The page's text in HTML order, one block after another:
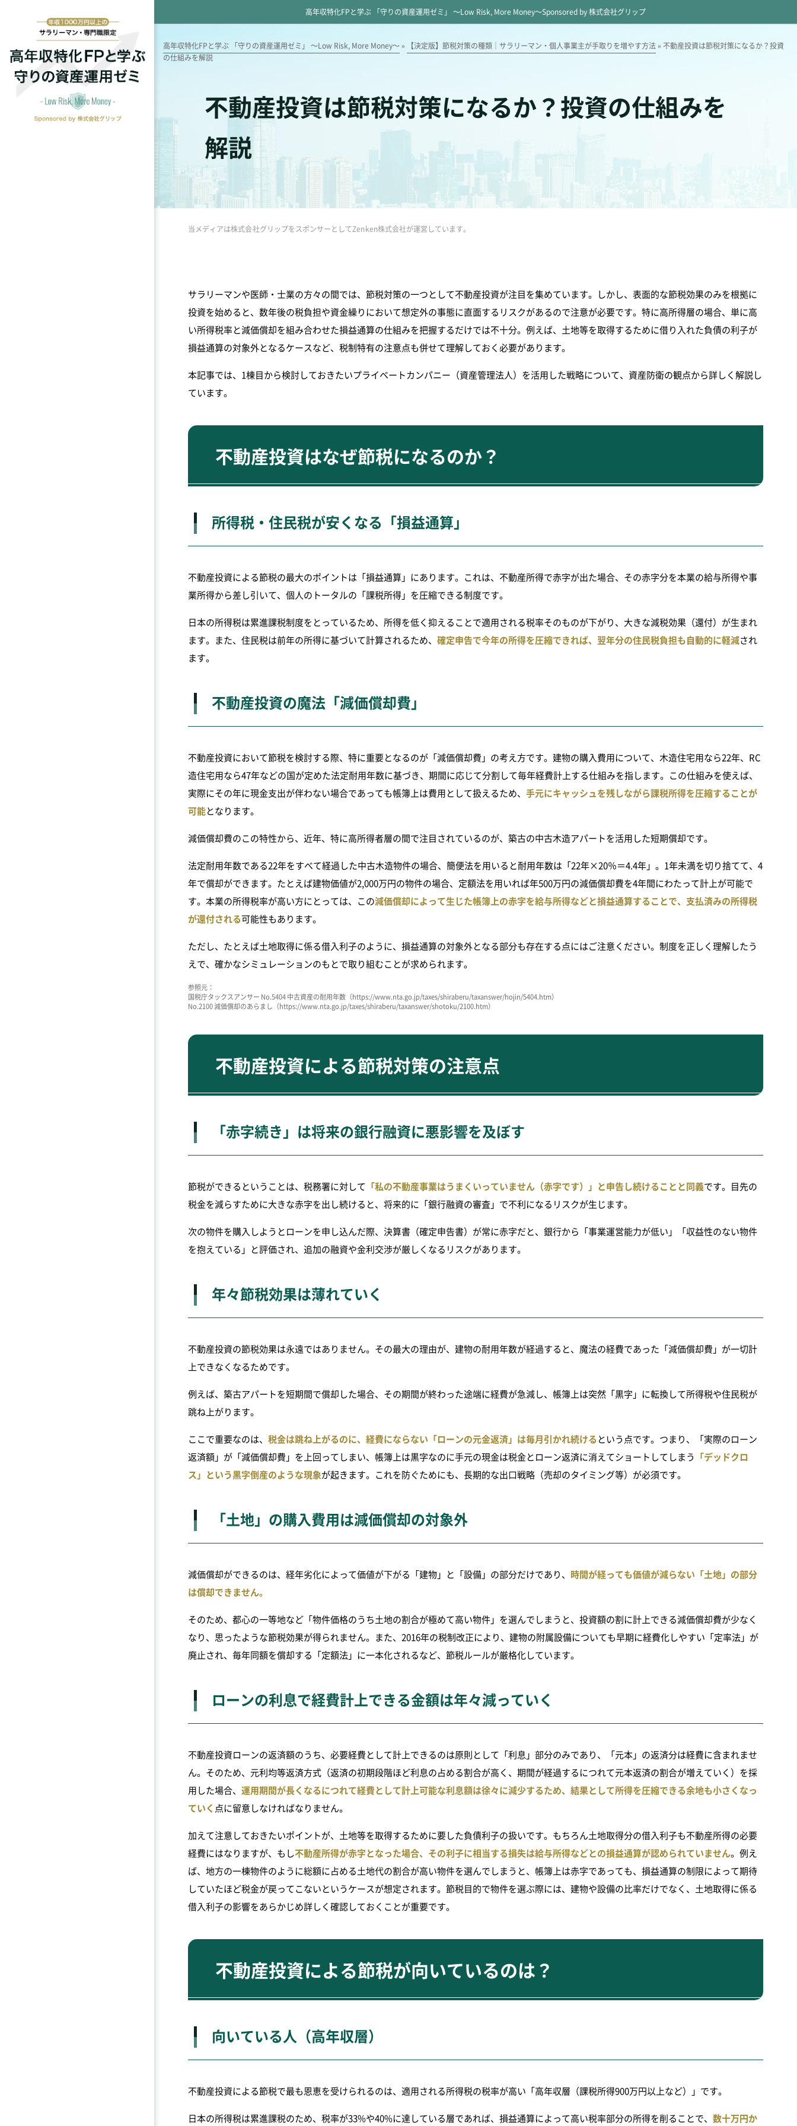
高年収特化FPと学ぶ 「守りの資産運用ゼミ」 ～Low Risk, More Money～Sponsored by 株式会社グリップ
不動産投資は節税対策になるか？投資の仕組みを
解説
高年収特化FPと学ぶ 「守りの資産運用ゼミ」 ～Low Risk, More Money～» 【決定版】節税対策の種類｜サラリーマン・個人事業主が手取りを増やす方法»不動産投資は節税対策になるか？投資
の仕組みを解説
当メディアは株式会社グリップをスポンサーとしてZenken株式会社が運営しています。
サラリーマンや医師・士業の方々の間では、節税対策の一つとして不動産投資が注目を集めています。しかし、表面的な節税効果のみを根拠に
投資を始めると、数年後の税負担や資金繰りにおいて想定外の事態に直面するリスクがあるので注意が必要です。特に高所得層の場合、単に高
い所得税率と減価償却を組み合わせた損益通算の仕組みを把握するだけでは不十分。例えば、土地等を取得するために借り入れた負債の利子が
損益通算の対象外となるケースなど、税制特有の注意点も併せて理解しておく必要があります。
本記事では、1棟目から検討しておきたいプライベートカンパニー（資産管理法人）を活用した戦略について、資産防衛の観点から詳しく解説し
ています。
不動産投資はなぜ節税になるのか？
所得税・住民税が安くなる「損益通算」
不動産投資による節税の最大のポイントは「損益通算」にあります。これは、不動産所得で赤字が出た場合、その赤字分を本業の給与所得や事
業所得から差し引いて、個人のトータルの「課税所得」を圧縮できる制度です。
日本の所得税は累進課税制度をとっているため、所得を低く抑えることで適用される税率そのものが下がり、大きな減税効果（還付）が生まれ
ます。また、住民税は前年の所得に基づいて計算されるため、 確定申告で今年の所得を圧縮できれば、翌年分の住民税負担も自動的に軽減され
ます。
不動産投資の魔法「減価償却費」
不動産投資において節税を検討する際、特に重要となるのが「減価償却費」の考え方です。建物の購入費用について、木造住宅用なら22年、RC
造住宅用なら47年などの国が定めた法定耐用年数に基づき、期間に応じて分割して毎年経費計上する仕組みを指します。この仕組みを使えば、
実際にその年に現金支出が伴わない場合であっても帳簿上は費用として扱えるため、 手元にキャッシュを残しながら課税所得を圧縮することが
可能となります。
減価償却費のこの特性から、近年、特に高所得者層の間で注目されているのが、築古の中古木造アパートを活用した短期償却です。
法定耐用年数である22年をすべて経過した中古木造物件の場合、簡便法を用いると耐用年数は「22年×20％＝4.4年」。1年未満を切り捨てて、4
年で償却ができます。たとえば建物価値が2,000万円の物件の場合、定額法を用いれば年500万円の減価償却費を4年間にわたって計上が可能で
す。本業の所得税率が高い方にとっては、この減価償却によって生じた帳簿上の赤字を給与所得などと損益通算することで、支払済みの所得税
が還付される可能性もあります。
ただし、たとえば土地取得に係る借入利子のように、損益通算の対象外となる部分も存在する点にはご注意ください。制度を正しく理解したう
えで、確かなシミュレーションのもとで取り組むことが求められます。
参照元：
国税庁タックスアンサー No.5404 中古資産の耐用年数（https://www.nta.go.jp/taxes/shiraberu/taxanswer/hojin/5404.htm）
No.2100 減価償却のあらまし（https://www.nta.go.jp/taxes/shiraberu/taxanswer/shotoku/2100.htm）
不動産投資による節税対策の注意点
「赤字続き」は将来の銀行融資に悪影響を及ぼす
節税ができるということは、税務署に対して 「私の不動産事業はうまくいっていません（赤字です）」と申告し続けることと同義です。目先の
税金を減らすために大きな赤字を出し続けると、将来的に「銀行融資の審査」で不利になるリスクが生じます。
次の物件を購入しようとローンを申し込んだ際、決算書（確定申告書）が常に赤字だと、銀行から「事業運営能力が低い」「収益性のない物件
を抱えている」と評価され、追加の融資や金利交渉が厳しくなるリスクがあります。
年々節税効果は薄れていく
不動産投資の節税効果は永遠ではありません。その最大の理由が、建物の耐用年数が経過すると、魔法の経費であった「減価償却費」が一切計
上できなくなるためです。
例えば、築古アパートを短期間で償却した場合、その期間が終わった途端に経費が急減し、帳簿上は突然「黒字」に転換して所得税や住民税が
跳ね上がります。
ここで重要なのは、 税金は跳ね上がるのに、経費にならない「ローンの元金返済」は毎月引かれ続ける という点です。つまり、「実際のローン
返済額」が「減価償却費」を上回ってしまい、帳簿上は黒字なのに手元の現金は税金とローン返済に消えてショートしてしまう 「デッドクロ
ス」という黒字倒産のような現象が起きます。これを防ぐためにも、長期的な出口戦略（売却のタイミング等）が必須です。
「土地」の購入費用は減価償却の対象外
減価償却ができるのは、経年劣化によって価値が下がる「建物」と「設備」の部分だけであり、 時間が経っても価値が減らない「土地」の部分
は償却できません。
そのため、都心の一等地など「物件価格のうち土地の割合が極めて高い物件」を選んでしまうと、投資額の割に計上できる減価償却費が少なく
なり、思ったような節税効果が得られません。また、2016年の税制改正により、建物の附属設備についても早期に経費化しやすい「定率法」が
廃止され、毎年同額を償却する「定額法」に一本化されるなど、節税ルールが厳格化しています。
ローンの利息で経費計上できる金額は年々減っていく
不動産投資ローンの返済額のうち、必要経費として計上できるのは原則として「利息」部分のみであり、「元本」の返済分は経費に含まれませ
ん。そのため、元利均等返済方式（返済の初期段階ほど利息の占める割合が高く、期間が経過するにつれて元本返済の割合が増えていく）を採
用した場合、 運用期間が長くなるにつれて経費として計上可能な利息額は徐々に減少するため、結果として所得を圧縮できる余地も小さくなっ
ていく 点に留意しなければなりません。
加えて注意しておきたいポイントが、土地等を取得するために要した負債利子の扱いです。もちろん土地取得分の借入利子も不動産所得の必要
経費にはなりますが、もし不動産所得が赤字となった場合、その利子に相当する損失は給与所得などとの損益通算が認められていません。例え
ば、地方の一棟物件のように総額に占める土地代の割合が高い物件を選んでしまうと、帳簿上は赤字であっても、損益通算の制限によって期待
していたほど税金が戻ってこないというケースが想定されます。節税目的で物件を選ぶ際には、建物や設備の比率だけでなく、土地取得に係る
借入利子の影響をあらかじめ詳しく確認しておくことが重要です。
不動産投資による節税が向いているのは？
向いている人（高年収層）
不動産投資による節税で最も恩恵を受けられるのは、適用される所得税の税率が高い「高年収層（課税所得900万円以上など）」です。
日本の所得税は累進課税のため、税率が33%や40%に達している層であれば、損益通算によって高い税率部分の所得を削ることで、 数十万円か